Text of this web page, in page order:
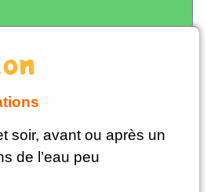
soir, avant ou après un
de l’eau peu